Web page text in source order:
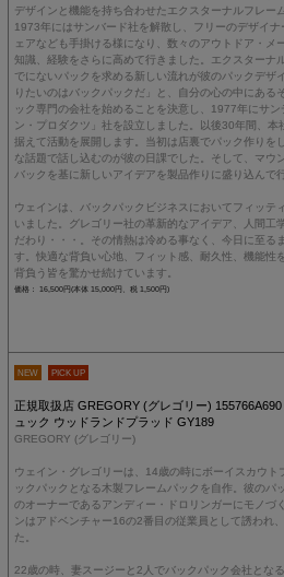
デザインと機能を持ち合わせたエクスターナルフレー
1973年にはサンバード社を解散し、フリーのデザイ
ェアなども手掛ける様になり、数々のアウトドア・メ
知識、経験をさらに高めて行きました。エクスターナ
でにないパックを求める新しい流れが彼のパックデザ
りたいのはバックパックだ」と、自分の心の中にある
ック専門の会社を始めることを決意し、1977年にサ
ン・プロダクツ」社を設立しました。以後30年間、
据えて活動を展開します。当初は店裏でパック作りを
な話題で話し込むのが彼の日課でした。そして、マウ
バックを基に新しいアイデアを製品作りに盛り込んで
ウェインは、バックパックビジネスにおいてフィッテ
いました。グレゴリー社の革新的なアイデア、人間工
だわり・・・。その情熱は冷める事なく、今日に至る
す。快適な背負い心地、フィット感、耐久性、機能性
背負う皆を驚かせ続けています。
価格： 16,500円(本体 15,000円、税 1,500円)
NEW PICK UP
正規取扱店 GREGORY (グレゴリー)
ュック ウッドランドプラッド GY189
GREGORY (グレゴリー)
ウェイン・グレゴリーは、14歳の時にボーイスカウ
ックパックとなる木製フレームパックを自作。彼のパ
のオーナーであるアンディー・ドロリンガーにモノづ
ンはアドベンチャー16の2番目の従業員として誘われ
た。
22歳の時、妻スージーと2人でバックパック会社とな